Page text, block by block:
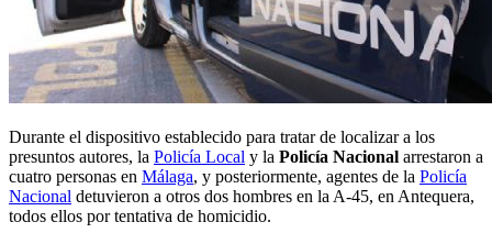
Durante el dispositivo establecido para tratar de localizar a los
presuntos autores, la Policía Local y la Policía Nacional arrestaron a
cuatro personas en Málaga, y posteriormente, agentes de la Policía
Nacional detuvieron a otros dos hombres en la A-45, en Antequera,
todos ellos por tentativa de homicidio.